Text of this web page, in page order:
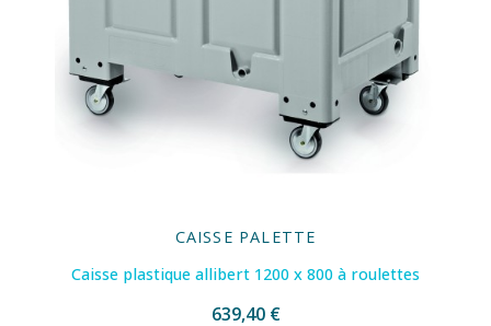
CAISSE PALETTE
Caisse plastique allibert 1200 x 800 à roulettes
639,40 €